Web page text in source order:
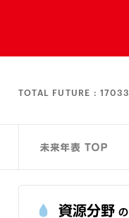
TOTAL FUTURE : 17033
資源分野 の